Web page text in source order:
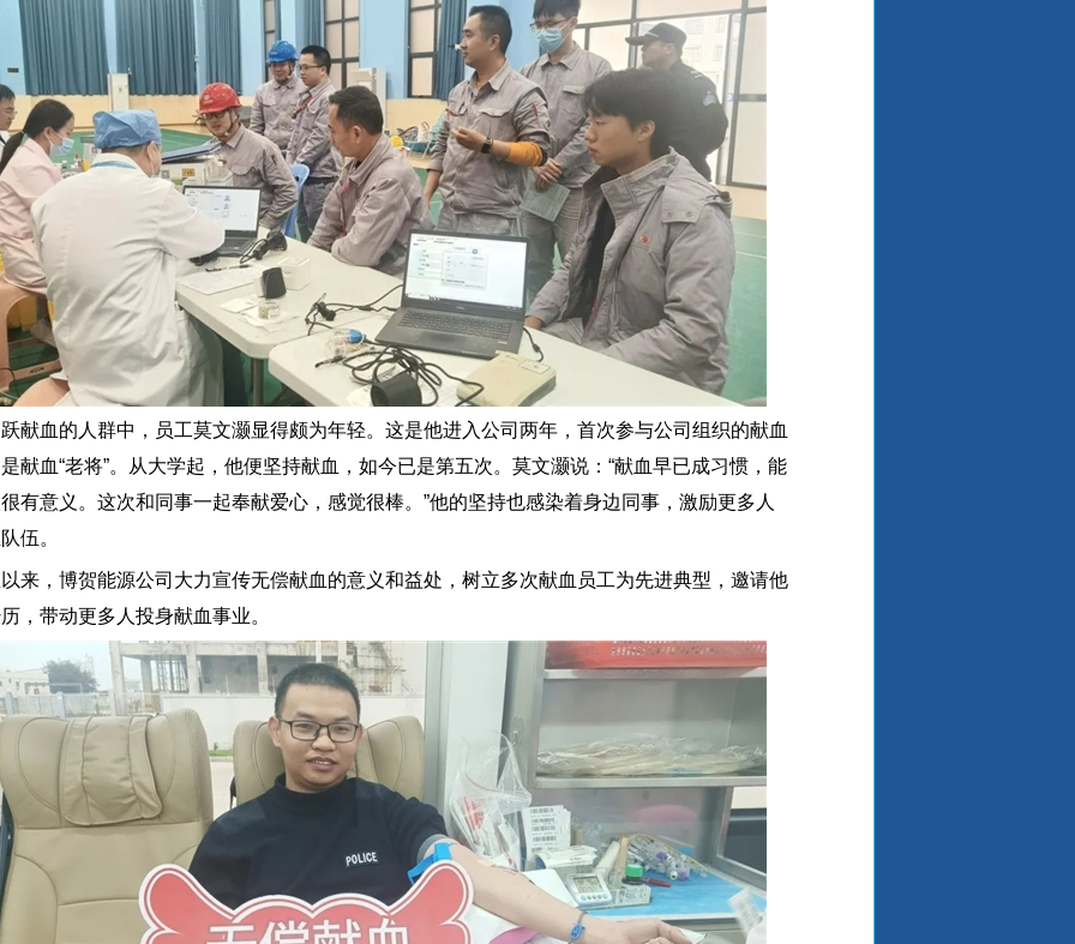
献血的人群中，员工莫文灏显得颇为年轻。这是他进入公司两年，首次参与公司组织的献血
献血“老将”。从大学起，他便坚持献血，如今已是第五次。莫文灏说：“献血早已成习惯，能
有意义。这次和同事一起奉献爱心，感觉很棒。”他的坚持也感染着身边同事，激励更多人
伍。
来，博贺能源公司大力宣传无偿献血的意义和益处，树立多次献血员工为先进典型，邀请他
，带动更多人投身献血事业。